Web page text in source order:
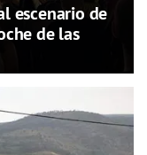
escenario de
de las